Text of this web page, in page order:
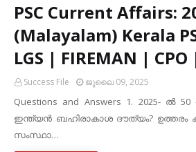
PSC Current Affairs:
(Malayalam) Kerala
LGS | FIREMAN | CPO
Success File ജൂലൈ 09, 2025
Questions and Answers 1. 2025- ൽ
ഇന്ത്യൻ ബഹിരാകാശ ദൗത്യം? ഉത്തരം
സംസ്ഥാ…